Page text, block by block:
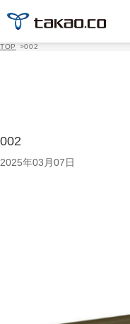
TOP >002
002
2025年03月07日